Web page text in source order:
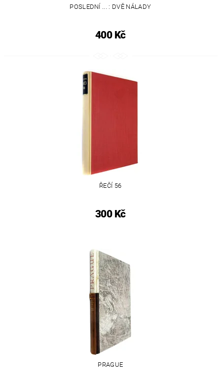
POSLEDNÍ ... : DVĚ NÁLADY
400 Kč
ŘEČÍ 56
300 Kč
PRAGUE